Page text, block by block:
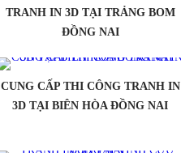
TRANH IN 3D TẠI TRẢNG BOM
ĐỒNG NAI
CUNG CẤP THI CÔNG TRANH IN
3D TẠI BIÊN HÒA ĐỒNG NAI